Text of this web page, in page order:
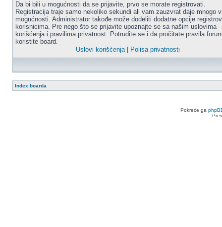
Da bi bili u mogućnosti da se prijavite, prvo se morate registrovati.
Registracija traje samo nekoliko sekundi ali vam zauzvrat daje mnogo
mogućnosti. Administrator takođe može dodeliti dodatne opcije
korisnicima. Pre nego što se prijavite upoznajte se sa našim uslovima
korišćenja i pravilima privatnost. Potrudite se i da pročitate pravila
koristite board.
Uslovi korišćenja| Polisa privatnosti
Index boarda
Pokreće ga